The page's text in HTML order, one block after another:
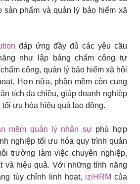
sản phẩm và quản lý bảo hiểm xã
đáp ứng đầy đủ các yêu cầu
như lập bảng chấm công tự
công, quản lý bảo hiểm xã hội
Hơn nữa, phần mềm còn cung
tích đa chiều, giúp doanh nghiệp
tối ưu hóa hiệu quả lao động.
mềm quản lý nhân sựphù hợp
nghiệp tối ưu hóa quy trình quản
trường làm việc chuyên nghiệp,
và hiệu quả. Với những tính năng
tùy chỉnh linh hoạt, iziHRM của